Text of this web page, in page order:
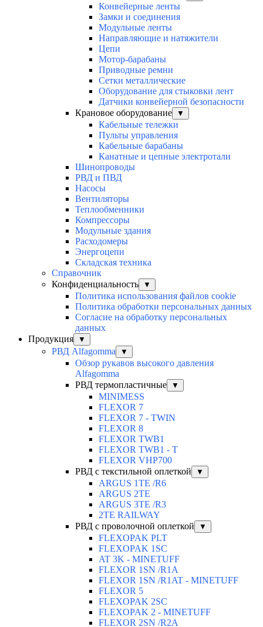
Конвейерные ленты
Замки и соединения
Модульные ленты
Направляющие и натяжители
Цепи
Мотор-барабаны
Приводные ремни
Сетки металлические
Оборудование для стыковки лент
Датчики конвейерной безопасности
Крановое оборудование
▼
Кабельные тележки
Пульты управления
Кабельные барабаны
Канатные и цепные электротали
Шинопроводы
РВД и ПВД
Насосы
Вентиляторы
Теплообменники
Компрессоры
Модульные здания
Расходомеры
Энергоцепи
Складская техника
Справочник
Конфиденциальность
▼
Политика использования файлов cookie
Политика обработки персональных данных
Согласие на обработку персональных
данных
Продукция
▼
РВД Alfagomma ▼
Обзор рукавов высокого давления
Alfagomma
РВД термопластичные
▼
MINIMESS
FLEXOR 7
FLEXOR 7 - TWIN
FLEXOR 8
FLEXOR TWB1
FLEXOR TWB1 - T
FLEXOR VHP700
РВД с текстильной оплеткой
▼
ARGUS 1TE /R6
ARGUS 2TЕ
ARGUS 3TE /R3
2TE RAILWAY
РВД с проволочной оплеткой
▼
FLEXOPAK PLT
FLEXOPAK 1SС
AT 3K - MINETUFF
FLEXOR 1SN /R1A
FLEXOR 1SN /R1AT - MINETUFF
FLEXOR 5
FLEXOPAK 2SС
FLEXOPAK 2 - MINETUFF
FLEXOR 2SN /R2A